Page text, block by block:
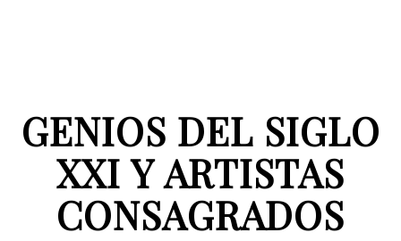
GENIOS DEL SIGLO
XXI Y ARTISTAS
CONSAGRADOS